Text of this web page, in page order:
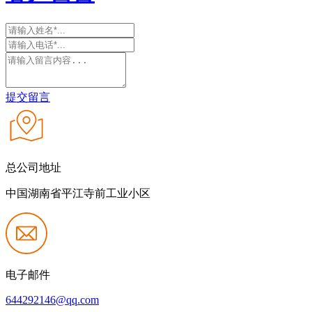
提交留言
总公司地址
中国湖南省平江寺前工业小区
电子邮件
644292146@qq.com